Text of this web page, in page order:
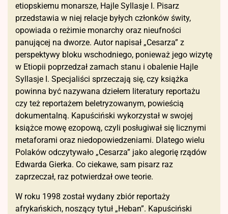
etiopskiemu monarsze, Hajle Syllasje I. Pisarz
przedstawia w niej relacje byłych członków świty,
opowiada o reżimie monarchy oraz nieufności
panującej na dworze. Autor napisał „Cesarza” z
perspektywy bloku wschodniego, ponieważ jego wizytę
w Etiopii poprzedzał zamach stanu i obalenie Hajle
Syllasje I. Specjaliści sprzeczają się, czy książka
powinna być nazywana dziełem literatury reportażu
czy też reportażem beletryzowanym, powieścią
dokumentalną. Kapuściński wykorzystał w swojej
książce mowę ezopową, czyli posługiwał się licznymi
metaforami oraz niedopowiedzeniami. Dlatego wielu
Polaków odczytywało „Cesarza” jako alegorię rządów
Edwarda Gierka. Co ciekawe, sam pisarz raz
zaprzeczał, raz potwierdzał owe teorie.
W roku 1998 został wydany zbiór reportaży
afrykańskich, noszący tytuł „Heban”. Kapuściński